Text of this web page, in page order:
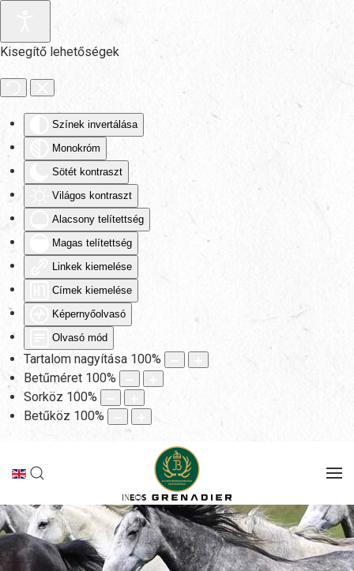
Kisegítő lehetőségek
Színek invertálása
Monokróm
Sötét kontraszt
Világos kontraszt
Alacsony telítettség
Magas telítettség
Linkek kiemelése
Címek kiemelése
Képernyőolvasó
Olvasó mód
Tartalom nagyítása 100%
Betűméret 100%
Sorköz 100%
Betűköz 100%
Fő tartalom átugrása